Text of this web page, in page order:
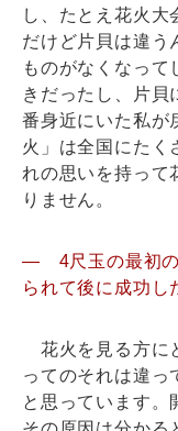
し、たとえ花火大
だけど片貝は違う
ものがなくなって
きだったし、片貝
番身近にいた私が
火」は全国にたく
れの思いを持って
りません。
― 4尺玉の最初の
られて後に成功
花火を見る方に
ってのそれは違っ
と思っています。